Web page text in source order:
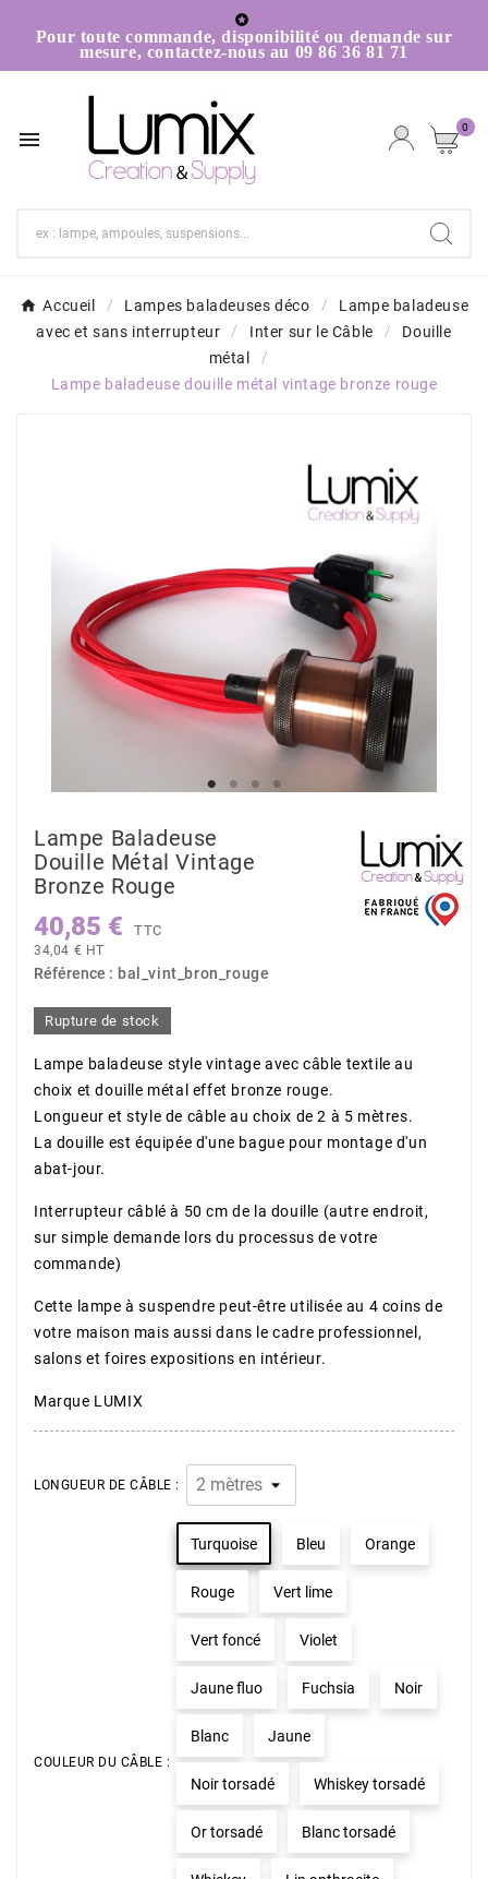

Pour toute commande, disponibilité ou demande sur
mesure, contactez-nous au 09 86 36 81 71
 0
Accueil Lampes baladeuses déco
Lampe baladeuse
avec et sans interrupteur
Inter sur le Câble
Douille
métal
Lampe baladeuse douille métal vintage bronze rouge
Lampe Baladeuse
Douille Métal Vintage
Bronze Rouge
40,85 € TTC
34,04 € HT
Référence : bal_vint_bron_rouge
Rupture de stock
Lampe baladeuse style vintage avec câble textile au
choix et douille métal effet bronze rouge.
Longueur et style de câble au choix de 2 à 5 mètres.
La douille est équipée d'une bague pour montage d'un
abat-jour.
Interrupteur câblé à 50 cm de la douille (autre endroit,
sur simple demande lors du processus de votre
commande)
Cette lampe à suspendre peut-être utilisée au 4 coins de
votre maison mais aussi dans le cadre professionnel,
salons et foires expositions en intérieur.
Marque LUMIX
LONGUEUR DE CÂBLE :
COULEUR DU CÂBLE :
Turquoise Bleu Orange
Rouge Vert lime
Vert foncé Violet
Jaune fluo Fuchsia Noir
Blanc Jaune
Noir torsadé Whiskey torsadé
Or torsadé Blanc torsadé